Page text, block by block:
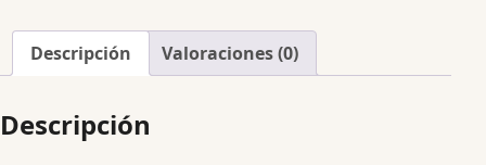
Descripción Valoraciones (0)
Descripción